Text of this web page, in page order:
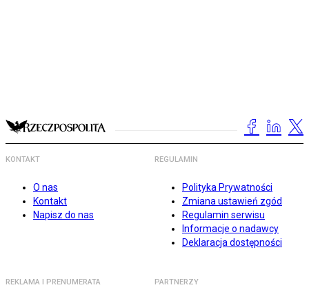
KONTAKT
O nas
Kontakt
Napisz do nas
REGULAMIN
Polityka Prywatności
Zmiana ustawień zgód
Regulamin serwisu
Informacje o nadawcy
Deklaracja dostępności
REKLAMA I PRENUMERATA PARTNERZY